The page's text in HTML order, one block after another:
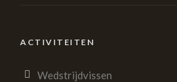
ACTIVITEITEN
Wedstrijdvissen